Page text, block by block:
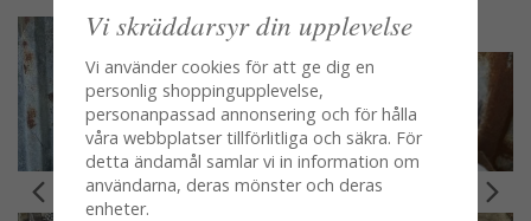
Vi skräddarsyr din upplevelse
Vi använder cookies för att ge dig en
personlig shoppingupplevelse,
personanpassad annonsering och för hålla
våra webbplatser tillförlitliga och säkra. För
detta ändamål samlar vi in information om
användarna, deras mönster och deras
enheter.